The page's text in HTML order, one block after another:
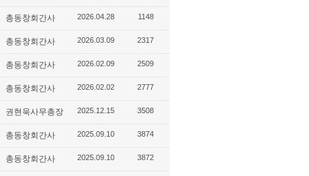
총동창회간사 2026.04.28 1148
총동창회간사 2026.03.09 2317
총동창회간사 2026.02.09 2509
총동창회간사 2026.02.02 2777
권현욱사무총장 2025.12.15 3508
총동창회간사 2025.09.10 3874
총동창회간사 2025.09.10 3872